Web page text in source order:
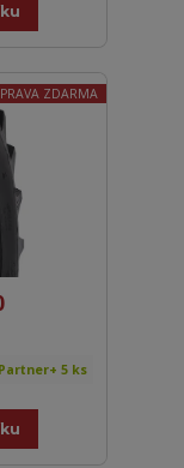
ZDARMA
Partner+ 5 ks